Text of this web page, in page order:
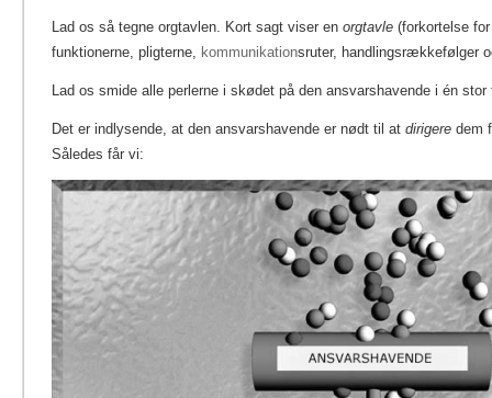
Lad os så tegne orgtavlen. Kort sagt viser en orgtavle (forkortelse
funktionerne, pligterne, kommunikationsruter, handlingsrækkefølger
Lad os smide alle perlerne i skødet på den ansvarshavende i én stor
Det er indlysende, at den ansvarshavende er nødt til at dirigere dem
Således får vi: